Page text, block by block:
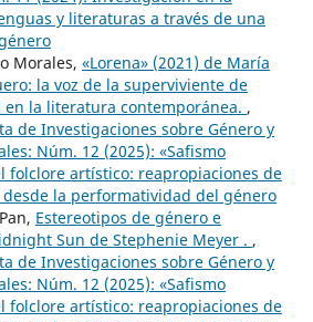
y literaturas a través de una
Morales, «Lorena» (2021) de María
la voz de la superviviente de
en la literatura contemporánea. ,
de Investigaciones sobre Género y
Núm. 12 (2025): «Safismo
folclore artístico: reapropiaciones de
la performatividad del género
Estereotipos de género e
Sun de Stephenie Meyer . ,
de Investigaciones sobre Género y
Núm. 12 (2025): «Safismo
folclore artístico: reapropiaciones de